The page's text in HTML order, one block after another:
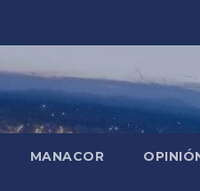
MANACOR